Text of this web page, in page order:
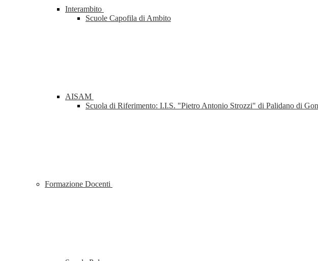
Interambito
Scuole Capofila di Ambito
AISAM
Scuola di Riferimento: I.I.S. "Pietro Antonio Strozzi" di Palidano di
Formazione Docenti